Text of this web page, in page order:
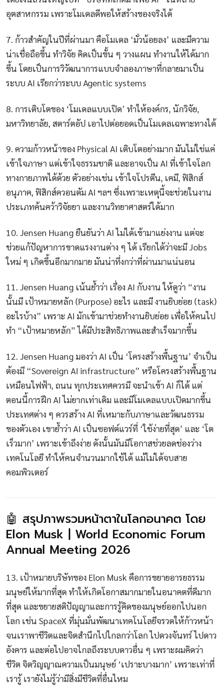
อุตสาหกรรม เพราะโมเดลดีพอให้สร้างของจริงได้
7. ก้าวสำคัญในปีที่ผ่านมา คือโมเดล ‘มั่วน้อยลง’ และมีความ
น่าเชื่อถือขึ้น ทำวิจัย คิดเป็นขั้น ๆ วางแผน ทำงานให้ได้มาก
ขึ้น โดยเป็นการวิวัฒนาการแบบจำลองภาษาที่กลายมาเป็น
ระบบ AI เรียกว่าระบบ Agentic systems
8. การเติบโตของ ‘โมเดลแบบเปิด’ ทำให้องค์กร, นักวิจัย,
มหาวิทยาลัย, สตาร์ตอัป เอาไปต่อยอดเป็นโมเดลเฉพาะทางได้
9. ความก้าวหน้าของ Physical AI เติบโตอย่างมาก มันไม่ใช่แค่
เข้าใจภาษา แต่เข้าใจธรรมชาติ และอาจเป็น AI ที่เข้าใจโลก
ทางกายภาพได้ด้วย ตัวอย่างเช่น เข้าใจโปรตีน, เคมี, ฟิสิกส์
อนุภาค, ฟิสิกส์ควอนตัม AI ฯลฯ ซึ่งเพราะเหตุนี้จะช่วยในงาน
ประเภทค้นคว้าวิจัยยา และงานวิทยาศาสตร์ได้มาก
10. Jensen Huang ยืนยันว่า AI ไม่ได้เข้ามาแย่งงาน แต่จะ
ช่วยแก้ปัญหาการขาดแรงงานต่าง ๆ ได้ เรียกได้ว่าจะมี Jobs
ใหม่ ๆ เกิดขึ้นอีกมากมาย มันน่าทึ่งกว่าที่ผ่านมาแน่นอน
11. Jensen Huang เน้นย้ำว่า เรื่อง AI กับงาน ให้ดูว่า “งาน
นั้นมี เป้าหมายหลัก (Purpose) อะไร และมี งานยิบย่อย (task)
อะไรบ้าง” เพราะ AI มักเข้ามาช่วยทำงานยิบย่อย เพื่อให้คนไป
ทำ “เป้าหมายหลัก” ได้มีประสิทธิภาพและสำเร็จมากขึ้น
12. Jensen Huang มองว่า AI เป็น ‘โครงสร้างพื้นฐาน’ จำเป็น
ต้องมี “Sovereign AI infrastructure” หรือโครงสร้างพื้นฐาน
เหมือนไฟฟ้า, ถนน ทุกประเทศควรมี จะนำเข้า AI ก็ได้ แต่
ตอนนี้การฝึก AI ไม่ยากเท่าเดิม และมีโมเดลแบบเปิดมากขึ้น
ประเทศต่าง ๆ ควรสร้าง AI ที่เหมาะกับภาษาและวัฒนธรรม
ของตัวเอง เขาย้ำว่า AI เป็นซอฟต์แวร์ที่ ‘ใช้ง่ายที่สุด’ และ ‘โต
เร็วมาก’ เพราะเข้าถึงง่าย ดังนั้นมันมีโอกาสช่วยลดช่องว่าง
เทคโนโลยี ทำให้คนจำนวนมากใช้ได้ แม้ไม่ได้จบสาย
คอมพิวเตอร์
🤖 สรุปภาพรวมหน้าตาในโลกอนาคต โดย
Elon Musk | World Economic Forum
Annual Meeting 2026
13. เป้าหมายบริษัทของ Elon Musk คือการขยายอารยธรรม
มนุษย์ให้มากที่สุด ทำให้เกิดโอกาสมากมายในอนาคตที่ดีมาก
ที่สุด และขยายสติปัญญาและการรู้คิดของมนุษย์ออกไปนอก
โลก เช่น SpaceX ที่มุ่นมั่นพัฒนาเทคโนโลยีจรวดให้ก้าวหน้า
จนเราพาชีวิตและจิตสำนึกไปไกลกว่าโลก ไปดวงจันทร์ ไปดาว
อังคาร และต่อไปอาจไกลถึงระบบดาวอื่น ๆ เพราะผมคิดว่า
ชีวิต จิตวิญญาณความเป็นมนุษย์ ‘เปราะบางมาก’ เพราะเท่าที่
เรารู้ เรายังไม่รู้ว่ามีสิ่งมีชีวิตที่อื่นไหม